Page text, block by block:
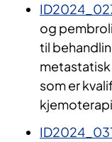
og
til
som er